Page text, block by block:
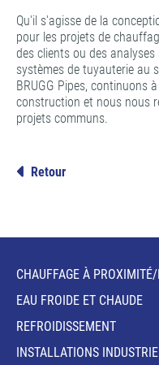
Qu'il s'agisse de la
pour les projets de
des clients ou des
systèmes de tuyauterie au
BRUGG Pipes, continuons
construction et nous nous
projets communs.
Retour
CHAUFFAGE À
EAU FROIDE ET CHAUDE
REFROIDISSEMENT
INSTALLATIONS